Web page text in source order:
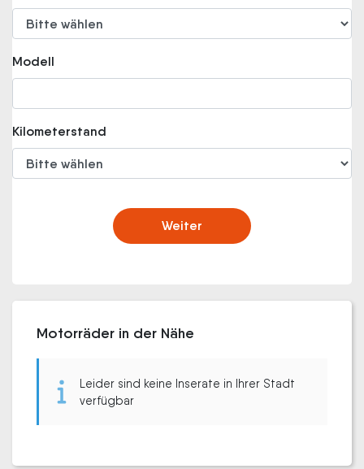
Modell
Kilometerstand
Weiter
Motorräder in der Nähe
Leider sind keine Inserate in Ihrer Stadt
verfügbar